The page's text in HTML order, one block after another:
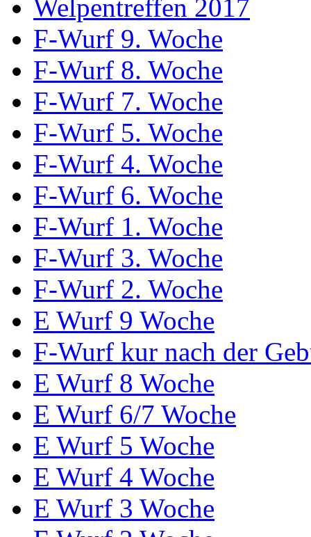
Welpentreffen 2017
F-Wurf 9. Woche
F-Wurf 8. Woche
F-Wurf 7. Woche
F-Wurf 5. Woche
F-Wurf 4. Woche
F-Wurf 6. Woche
F-Wurf 1. Woche
F-Wurf 3. Woche
F-Wurf 2. Woche
E Wurf 9 Woche
F-Wurf kur nach der
E Wurf 8 Woche
E Wurf 6/7 Woche
E Wurf 5 Woche
E Wurf 4 Woche
E Wurf 3 Woche